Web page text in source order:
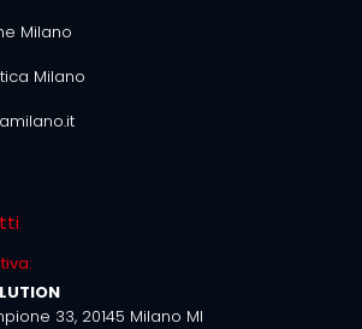
Milano
Milano
33, 20145 Milano MI